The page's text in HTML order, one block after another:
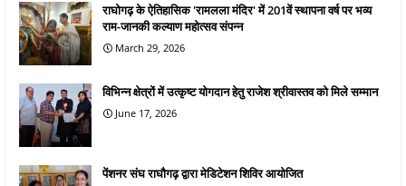
राघोगढ़ के ऐतिहासिक 'रामलला मंदिर' में 201वें स्थापना वर्ष पर भव्य
राम-जानकी कल्याण महोत्सव संपन्न
March 29, 2026
विभिन्न क्षेत्रों में उत्कृष्ट योगदान हेतु राजेश श्रीवास्तव को मिले सम्मान
June 17, 2026
पेंशनर संघ राघौगढ़ द्वारा मेडिटेशन शिविर आयोजित